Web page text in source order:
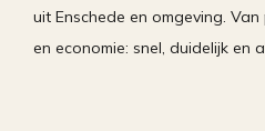
uit Enschede en omgeving.
en economie: snel, duidelijk en